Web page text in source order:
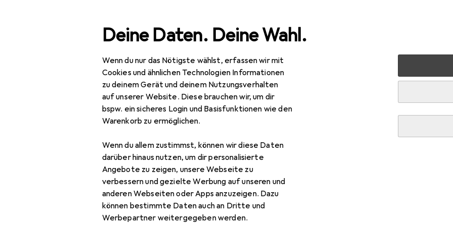
Deine Daten. Deine Wahl.
Wenn du nur das Nötigste wählst, erfassen wir mit
Cookies und ähnlichen Technologien Informationen
zu deinem Gerät und deinem Nutzungsverhalten
auf unserer Website. Diese brauchen wir, um dir
bspw. ein sicheres Login und Basisfunktionen wie den
Warenkorb zu ermöglichen.
Wenn du allem zustimmst, können wir diese Daten
darüber hinaus nutzen, um dir personalisierte
Angebote zu zeigen, unsere Webseite zu
verbessern und gezielte Werbung auf unseren und
anderen Webseiten oder Apps anzuzeigen. Dazu
können bestimmte Daten auch an Dritte und
Werbepartner weitergegeben werden.
Navigation nach Kategorien Gesamtsortiment IT + Multimedia PC Komponenten
EUR
18,58 stattEUR
19,94
SupermicroSuper Micro SNK-P0047PSM
Zubehör für Supermicro Super Micro
Hier findest du passendes Zubehör zum Produkt Supermicro Super Micro SNK-
Wärmeleitpad.